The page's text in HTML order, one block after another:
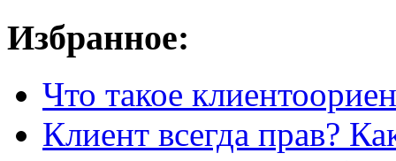
Избранное:
Что такое
Клиент всегда прав?